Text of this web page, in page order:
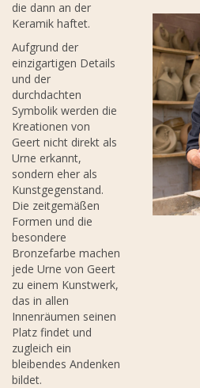
die dann an der
Keramik haftet.
Aufgrund der
einzigartigen Details
und der
durchdachten
Symbolik werden die
Kreationen von
Geert nicht direkt als
Urne erkannt,
sondern eher als
Kunstgegenstand.
Die zeitgemäßen
Formen und die
besondere
Bronzefarbe machen
jede Urne von Geert
zu einem Kunstwerk,
das in allen
Innenräumen seinen
Platz findet und
zugleich ein
bleibendes Andenken
bildet.